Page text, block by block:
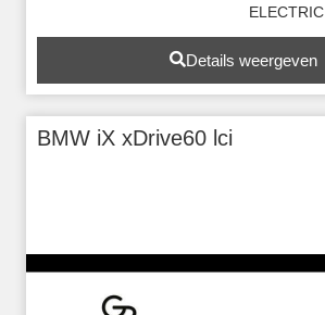
ELECTRIC
Details weergeven
BMW iX xDrive60 lci